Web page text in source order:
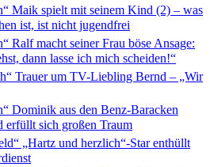
Maik spielt mit seinem Kind (2) – was
ist, ist nicht jugendfrei
Ralf macht seiner Frau böse Ansage:
dann lasse ich mich scheiden!“
Trauer um TV-Liebling Bernd – „Wir
Dominik aus den Benz-Baracken
erfüllt sich großen Traum
„Hartz und herzlich“-Star enthüllt